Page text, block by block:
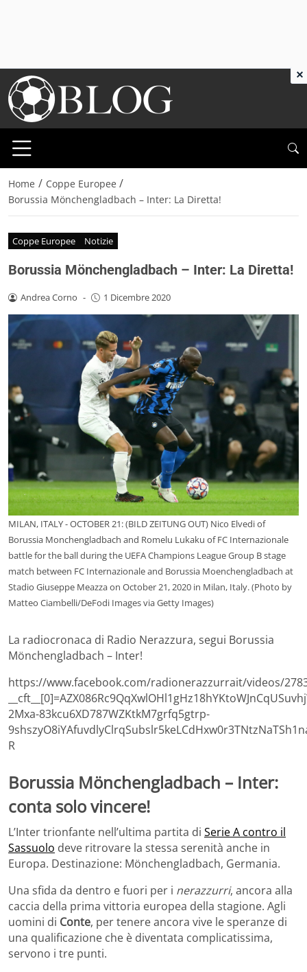
Home / Coppe Europee /
Borussia Mönchengladbach – Inter: La Diretta!
Coppe Europee Notizie
Borussia Mönchengladbach – Inter: La Diretta!
Andrea Corno - 1 Dicembre 2020
MILAN, ITALY - OCTOBER 21: (BILD ZEITUNG OUT) Nico Elvedi of
Borussia Monchengladbach and Romelu Lukaku of FC Internazionale
battle for the ball during the UEFA Champions League Group B stage
match between FC Internazionale and Borussia Moenchengladbach at
Stadio Giuseppe Meazza on October 21, 2020 in Milan, Italy. (Photo by
Matteo Ciambelli/DeFodi Images via Getty Images)
La radiocronaca di Radio Nerazzura, segui Borussia
Mönchengladbach – Inter!
https://www.facebook.com/radionerazzurrait/videos/
2Mxa-83kcu6XD787WZKtkM7grfq5gtrp-
R
Borussia Mönchengladbach – Inter:
conta solo vincere!
L’Inter trionfante nell’ultima partita di Serie A contro il
Sassuolo deve ritrovare la stessa serenità anche in
Europa. Destinazione: Mönchengladbach, Germania.
Una sfida da dentro e fuori per i nerazzurri, ancora alla
caccia della prima vittoria europea della stagione. Agli
uomini di Conte, per tenere ancora vive le speranze di
una qualificazione che è diventata complicatissima,
servono i tre punti.
×